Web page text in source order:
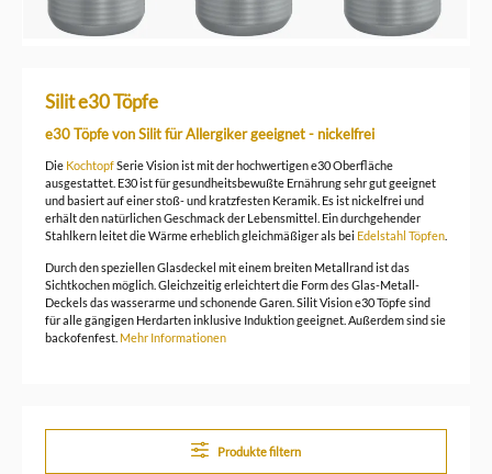
Silit e30 Töpfe
e30 Töpfe von Silit für Allergiker geeignet - nickelfrei
Die KochtopfSerie Vision ist mit der hochwertigen e30 Oberfläche
ausgestattet. E30 ist für gesundheitsbewußte Ernährung sehr gut geeignet
und basiert auf einer stoß- und kratzfesten Keramik. Es ist nickelfrei und
erhält den natürlichen Geschmack der Lebensmittel. Ein durchgehender
Stahlkern leitet die Wärme erheblich gleichmäßiger als bei Edelstahl Töpfen
Durch den speziellen Glasdeckel mit einem breiten Metallrand ist das
Sichtkochen möglich. Gleichzeitig erleichtert die Form des Glas-Metall-
Deckels das wasserarme und schonende Garen. Silit Vision e30 Töpfe sind
für alle gängigen Herdarten inklusive Induktion geeignet. Außerdem sind sie
backofenfest. Mehr Informationen
Produkte filtern